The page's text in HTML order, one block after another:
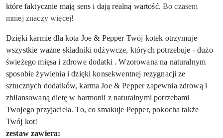
które faktycznie mają sens i dają realną wartość.Bo czasem
mniej znaczy więcej!
Dzięki karmie dla kota Joe & Pepper Twój kotek otrzymuje
wszystkie ważne składniki odżywcze, których potrzebuje - dużo
świeżego mięsa i zdrowe dodatki . Wzorowana na naturalnym
sposobie żywienia i dzięki konsekwentnej rezygnacji ze
sztucznych dodatków, karma Joe & Pepper zapewnia zdrową i
zbilansowaną dietę w harmonii z naturalnymi potrzebami
Twojego przyjaciela. To, co smakuje Pepper, pokocha także
Twój kot!
zestaw zawiera: